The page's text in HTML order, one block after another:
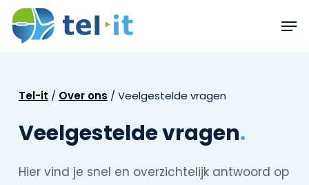
Skip
main
Tel-it / Over ons / Veelgestelde vragen
Veelgestelde vragen.
Hier vind je snel en overzichtelijk antwoord op